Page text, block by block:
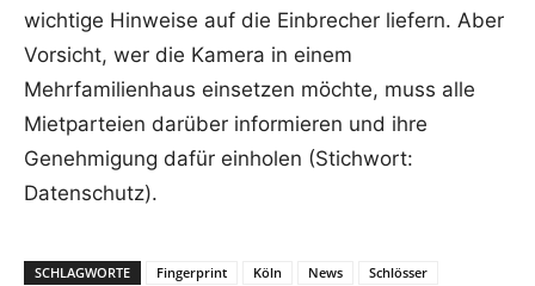
wichtige Hinweise auf die Einbrecher liefern. Aber
Vorsicht, wer die Kamera in einem
Mehrfamilienhaus einsetzen möchte, muss alle
Mietparteien darüber informieren und ihre
Genehmigung dafür einholen (Stichwort:
Datenschutz).
SCHLAGWORTE Fingerprint Köln News
Schlösser